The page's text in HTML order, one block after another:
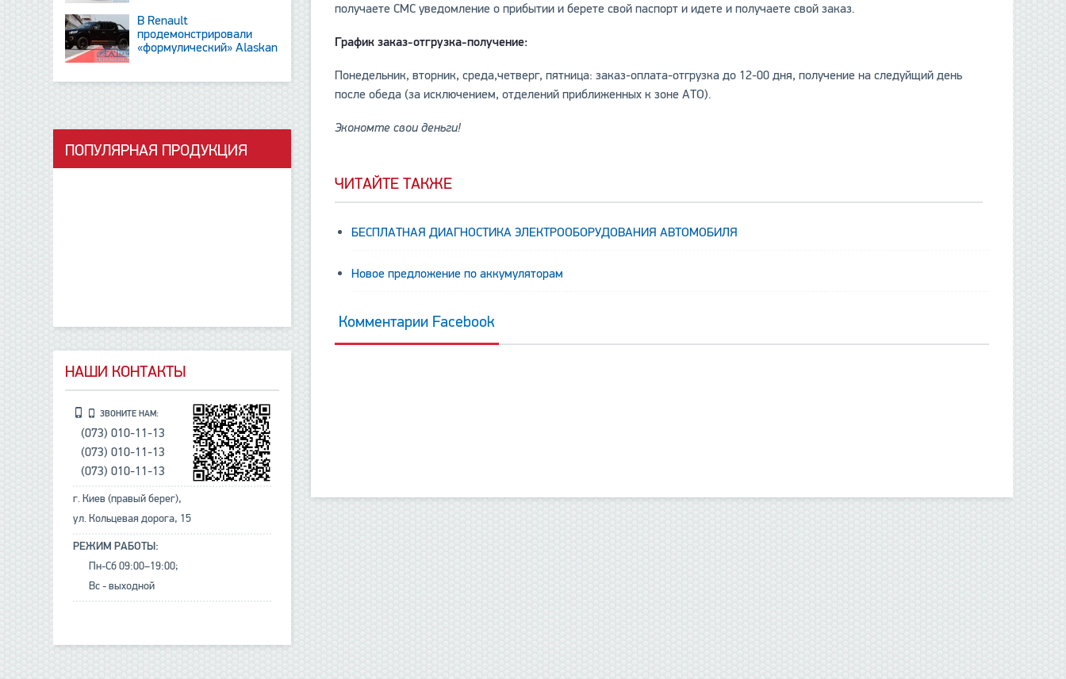
получаете СМС уведомление о прибытии и берете свой паспорт и идете и получаете свой заказ.
График заказ-отгрузка-получение:
Понедельник, вторник, среда,четверг, пятница: заказ-оплата-отгрузка до 12-00 дня, получение на следуйщий день
после обеда (за исключением, отделений приближенных к зоне АТО).
Экономте свои деньги!
ЧИТАЙТЕ ТАКЖЕ
БЕСПЛАТНАЯ ДИАГНОСТИКА ЭЛЕКТРООБОРУДОВАНИЯ АВТОМОБИЛЯ
Новое предложение по аккумуляторам
Комментарии Facebook
В Renault
продемонстрировали
«формулический» Alaskan
ПОПУЛЯРНАЯ ПРОДУКЦИЯ
данные отсутствуют данные
НАШИ КОНТАКТЫ
ЗВОНИТЕ НАМ:
(073) 010-11-13
(073) 010-11-13
(073) 010-11-13
г. Киев (правый берег),
ул. Кольцевая дорога, 15
РЕЖИМ РАБОТЫ:
Пн-Сб 09:00–19:00;
Вс - выходной